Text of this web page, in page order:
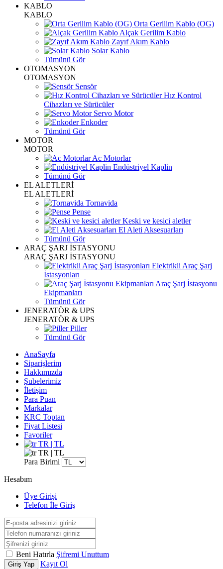
KABLO
KABLO
Orta Gerilim Kablo (OG)
Alçak Gerilim Kablo
Zayıf Akım Kablo
Solar Kablo
Tümünü Gör
OTOMASYON
OTOMASYON
Sensör
Hız Kontrol
Cihazları ve Sürücüler
Servo Motor
Enkoder
Tümünü Gör
MOTOR
MOTOR
Ac Motorlar
Endüstriyel Kaplin
Tümünü Gör
EL ALETLERİ
EL ALETLERİ
Tornavida
Pense
Keski ve kesici aletler
El Aleti Aksesuarları
Tümünü Gör
ARAÇ ŞARJ İSTASYONU
ARAÇ ŞARJ İSTASYONU
Elektrikli Araç Şarj
İstasyonları
Araç Şarj İstasyonu
Ekipmanları
Tümünü Gör
JENERATÖR & UPS
JENERATÖR & UPS
Piller
Tümünü Gör
AnaSayfa
Siparişlerim
Hakkımızda
Şubelerimiz
İletişim
Para Puan
Markalar
KRC Toptan
Fiyat Listesi
Favoriler
TR | TL
TR | TL
Para Birimi
Hesabım
Üye Girişi
Telefon İle Giriş
Beni Hatırla Şifremi Unuttum
Giriş Yap
Kayıt Ol